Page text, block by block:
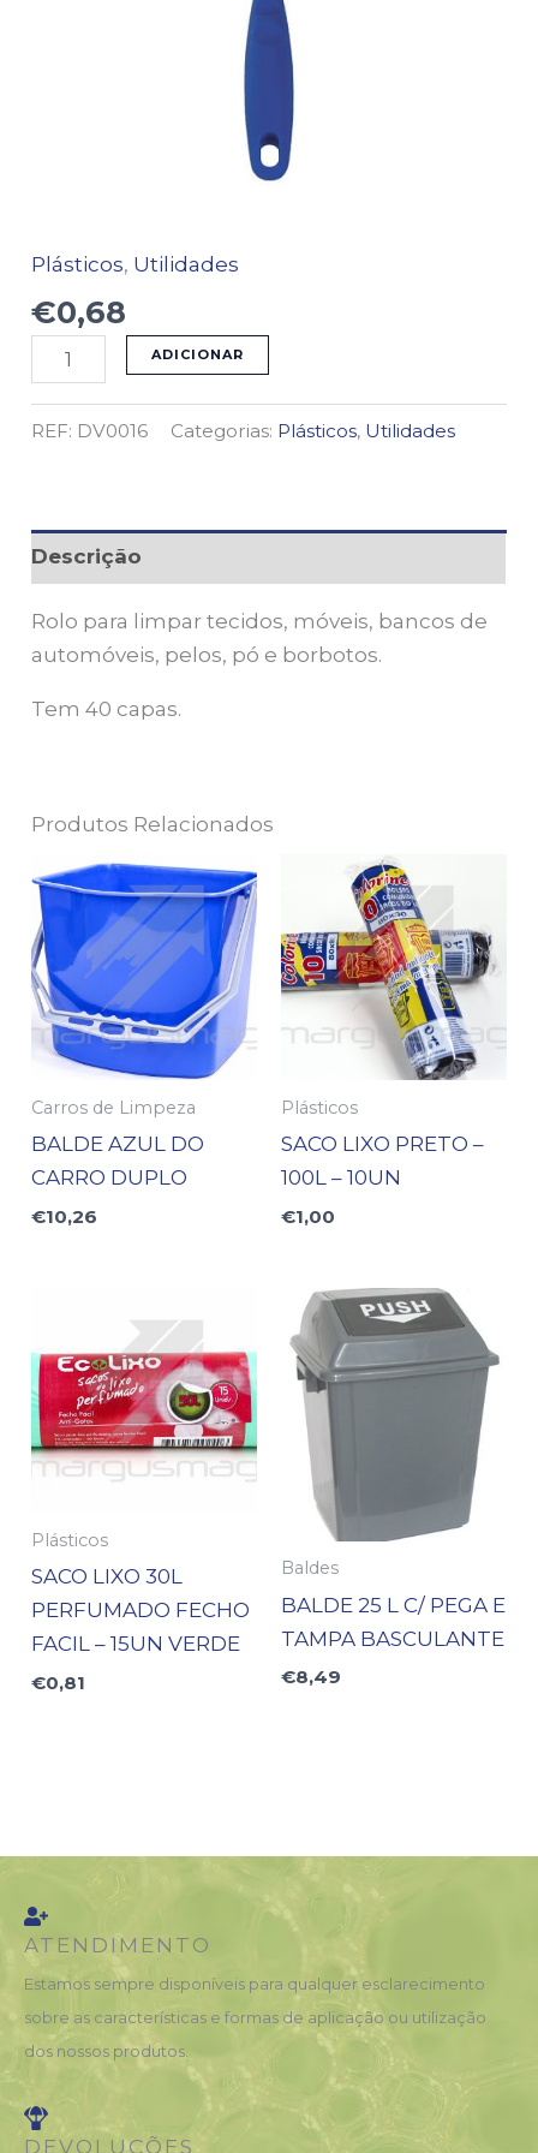
Plásticos, Utilidades
€0,68
ADICIONAR
REF: DV0016 Categorias: Plásticos, Utilidades
Descrição
Rolo para limpar tecidos, móveis, bancos de
automóveis, pelos, pó e borbotos.
Tem 40 capas.
Produtos Relacionados
Carros de Limpeza
BALDE AZUL DO
CARRO DUPLO
€10,26
Plásticos
SACO LIXO PRETO –
100L – 10UN
€1,00
Plásticos
SACO LIXO 30L
PERFUMADO FECHO
FACIL – 15UN VERDE
€0,81
Baldes
BALDE 25 L C/ PEGA E
TAMPA BASCULANTE
€8,49
ATENDIMENTO
Estamos sempre disponíveis para qualquer esclarecimento
sobre as características e formas de aplicação ou utilização
dos nossos produtos.
DEVOLUÇÕES